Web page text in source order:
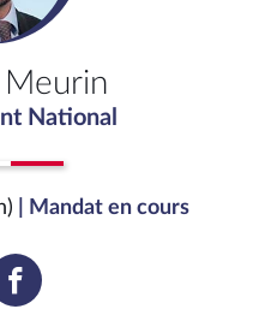
National
| Mandat en cours
la